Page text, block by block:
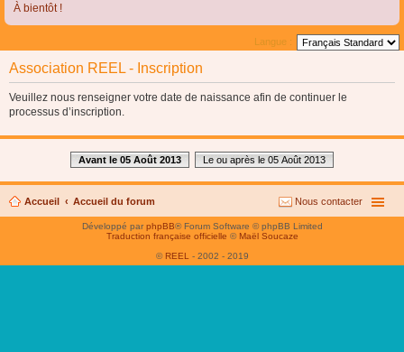
À bientôt !
Langue :
Association REEL - Inscription
Veuillez nous renseigner votre date de naissance afin de continuer le
processus d’inscription.
Avant le 05 Août 2013 Le ou après le 05 Août 2013
Accueil Accueil du forum Nous contacter
Développé parphpBB® Forum Software © phpBB Limited
Traduction française officielle © Maël Soucaze
© REEL - 2002 - 2019